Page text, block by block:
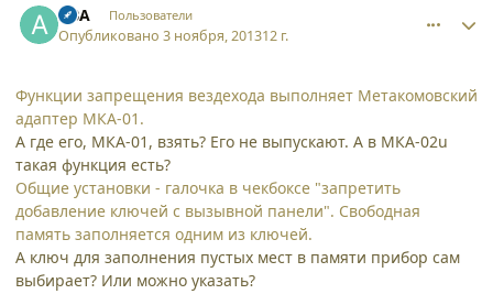
ABA Пользователи
Опубликовано3 ноября, 201312 г.
Функции запрещения вездехода выполняет Метакомовский
адаптер МКА-01.
А где его, МКА-01, взять? Его не выпускают. А в МКА-02u
такая функция есть?
Общие установки - галочка в чекбоксе "запретить
добавление ключей с вызывной панели". Свободная
память заполняется одним из ключей.
А ключ для заполнения пустых мест в памяти прибор сам
выбирает? Или можно указать?